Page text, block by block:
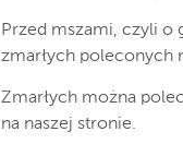
Przed mszami, czyli o
zmarłych poleconych
Zmarłych można
na naszej stronie.